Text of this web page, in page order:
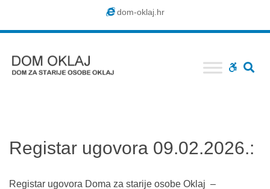
dom-oklaj.hr
WCAG
Registar ugovora 09.02.2026.:
Registar ugovora Doma za starije osobe Oklaj –